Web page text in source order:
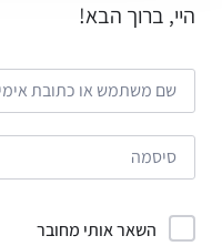
היי, ברוך הבא!
השאר אותי מחובר